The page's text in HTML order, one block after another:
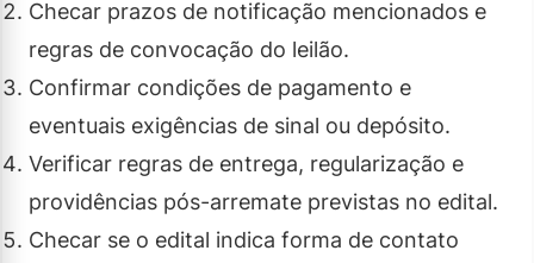
Checar prazos de notificação mencionados e
regras de convocação do leilão.
Confirmar condições de pagamento e
eventuais exigências de sinal ou depósito.
Verificar regras de entrega, regularização e
providências pós-arremate previstas no edital.
Checar se o edital indica forma de contato